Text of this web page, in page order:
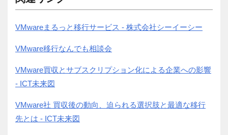
VMwareまるっと移行サービス - 株式会社シーイーシー
VMware移行なんでも相談会
VMware買収とサブスクリプション化による企業への影響
- ICT未来図
VMware社 買収後の動向、迫られる選択肢と最適な移行
先とは - ICT未来図